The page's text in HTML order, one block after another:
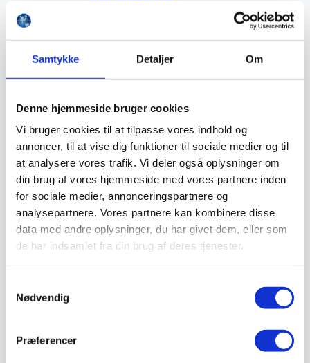
Samtykke Detaljer Om
Denne hjemmeside bruger cookies
Vi bruger cookies til at tilpasse vores indhold og
annoncer, til at vise dig funktioner til sociale medier og til
at analysere vores trafik. Vi deler også oplysninger om
din brug af vores hjemmeside med vores partnere inden
for sociale medier, annonceringspartnere og
analysepartnere. Vores partnere kan kombinere disse
data med andre oplysninger, du har givet dem, eller som
de har indsamlet fra din brug af deres tjenester.
Nødvendig
Præferencer
Skæreudstyr
Beklædning
Byudstyr
Affaldsbeholdere
Afspærring
Førstehjælp
Handsker
Hygiejne
Kemi håndtering
Plejeprodukter
Sikkerhedsfodtøj
Såler
Sandal
Sko
Støvlet
Skadedyrsbekæmpelse
Stiger